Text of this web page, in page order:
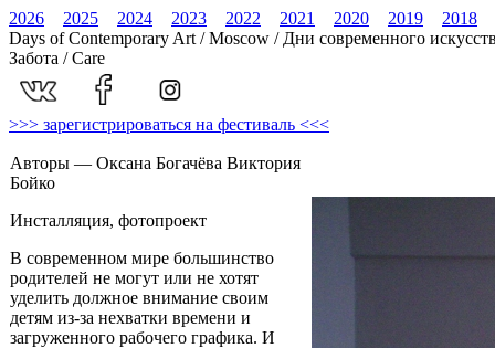
2026 2025 2024 2023 2022 2021 2020 2019
2018
Days of Contemporary Art / Moscow / Дни современного
Забота / Care
>>> зарегистрироваться на фестиваль <<<
Авторы — Оксана Богачёва Виктория
Бойко
Инсталляция, фотопроект
В современном мире большинство
родителей не могут или не хотят
уделить должное внимание своим
детям из-за нехватки времени и
загруженного рабочего графика. И